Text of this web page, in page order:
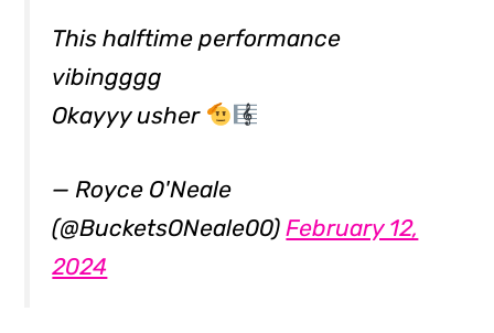
This halftime performance
vibingggg
Okayyy usher
— Royce O'Neale
(@BucketsONeale00)February 12,
2024